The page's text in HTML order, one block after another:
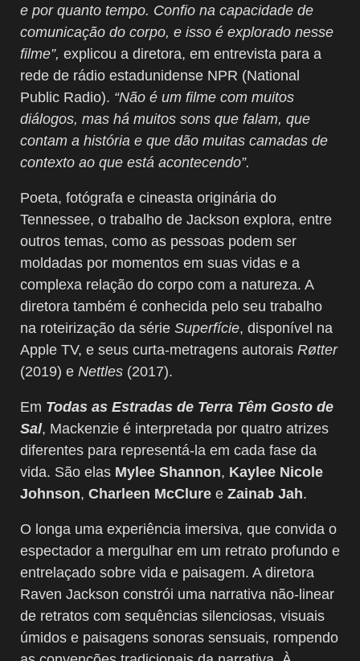
e por quanto tempo. Confio na capacidade de
comunicação do corpo, e isso é explorado nesse
filme”, explicou a diretora, em entrevista para a
rede de rádio estadunidense NPR (National
Public Radio). “Não é um filme com muitos
diálogos, mas há muitos sons que falam, que
contam a história e que dão muitas camadas de
contexto ao que está acontecendo”.
Poeta, fotógrafa e cineasta originária do
Tennessee, o trabalho de Jackson explora, entre
outros temas, como as pessoas podem ser
moldadas por momentos em suas vidas e a
complexa relação do corpo com a natureza. A
diretora também é conhecida pelo seu trabalho
na roteirização da série Superfície, disponível na
Apple TV, e seus curta-metragens autorais Røtter
(2019) e Nettles (2017).
Em Todas as Estradas de Terra Têm Gosto de
Sal, Mackenzie é interpretada por quatro atrizes
diferentes para representá-la em cada fase da
vida. São elas Mylee Shannon, Kaylee Nicole
Johnson, Charleen McClure e Zainab Jah.
O longa uma experiência imersiva, que convida o
espectador a mergulhar em um retrato profundo e
entrelaçado sobre vida e paisagem. A diretora
Raven Jackson constrói uma narrativa não-linear
de retratos com sequências silenciosas, visuais
úmidos e paisagens sonoras sensuais, rompendo